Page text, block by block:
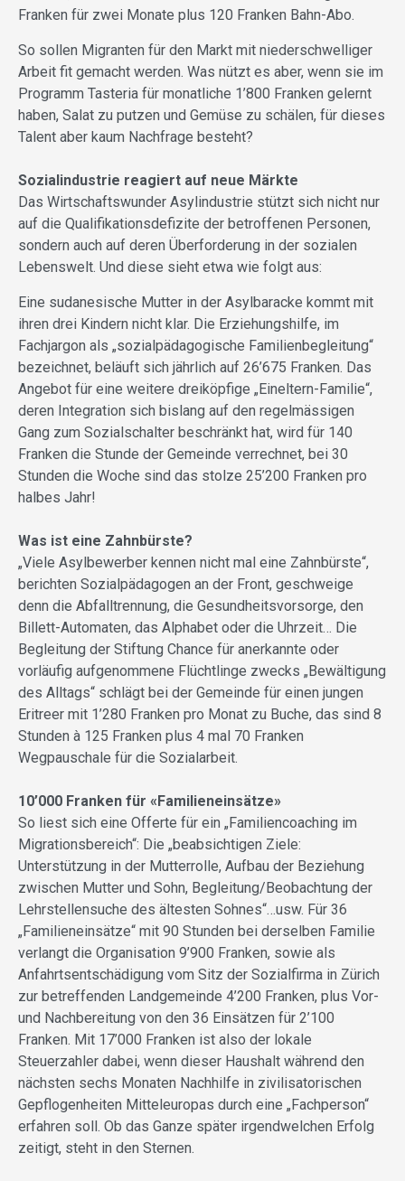
Franken für zwei Monate plus 120 Franken Bahn-Abo.
So sollen Migranten für den Markt mit niederschwelliger
Arbeit fit gemacht werden. Was nützt es aber, wenn sie im
Programm Tasteria für monatliche 1’800 Franken gelernt
haben, Salat zu putzen und Gemüse zu schälen, für dieses
Talent aber kaum Nachfrage besteht?
Sozialindustrie reagiert auf neue Märkte
Das Wirtschaftswunder Asylindustrie stützt sich nicht nur
auf die Qualifikationsdefizite der betroffenen Personen,
sondern auch auf deren Überforderung in der sozialen
Lebenswelt. Und diese sieht etwa wie folgt aus:
Eine sudanesische Mutter in der Asylbaracke kommt mit
ihren drei Kindern nicht klar. Die Erziehungshilfe, im
Fachjargon als „sozialpädagogische Familienbegleitung“
bezeichnet, beläuft sich jährlich auf 26’675 Franken. Das
Angebot für eine weitere dreiköpfige „Eineltern-Familie“,
deren Integration sich bislang auf den regelmässigen
Gang zum Sozialschalter beschränkt hat, wird für 140
Franken die Stunde der Gemeinde verrechnet, bei 30
Stunden die Woche sind das stolze 25’200 Franken pro
halbes Jahr!
Was ist eine Zahnbürste?
„Viele Asylbewerber kennen nicht mal eine Zahnbürste“,
berichten Sozialpädagogen an der Front, geschweige
denn die Abfalltrennung, die Gesundheitsvorsorge, den
Billett-Automaten, das Alphabet oder die Uhrzeit… Die
Begleitung der Stiftung Chance für anerkannte oder
vorläufig aufgenommene Flüchtlinge zwecks „Bewältigung
des Alltags“ schlägt bei der Gemeinde für einen jungen
Eritreer mit 1’280 Franken pro Monat zu Buche, das sind 8
Stunden à 125 Franken plus 4 mal 70 Franken
Wegpauschale für die Sozialarbeit.
10’000 Franken für «Familieneinsätze»
So liest sich eine Offerte für ein „Familiencoaching im
Migrationsbereich“: Die „beabsichtigen Ziele:
Unterstützung in der Mutterrolle, Aufbau der Beziehung
zwischen Mutter und Sohn, Begleitung/Beobachtung der
Lehrstellensuche des ältesten Sohnes“…usw. Für 36
„Familieneinsätze“ mit 90 Stunden bei derselben Familie
verlangt die Organisation 9’900 Franken, sowie als
Anfahrtsentschädigung vom Sitz der Sozialfirma in Zürich
zur betreffenden Landgemeinde 4’200 Franken, plus Vor-
und Nachbereitung von den 36 Einsätzen für 2’100
Franken. Mit 17’000 Franken ist also der lokale
Steuerzahler dabei, wenn dieser Haushalt während den
nächsten sechs Monaten Nachhilfe in zivilisatorischen
Gepflogenheiten Mitteleuropas durch eine „Fachperson“
erfahren soll. Ob das Ganze später irgendwelchen Erfolg
zeitigt, steht in den Sternen.